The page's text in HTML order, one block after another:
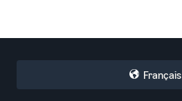
Français